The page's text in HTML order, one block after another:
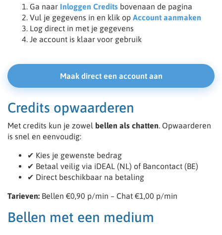
Ga naar Inloggen Credits bovenaan de pagina
Vul je gegevens in en klik op Account aanmaken
Log direct in met je gegevens
Je account is klaar voor gebruik
Maak direct een account aan
Credits opwaarderen
Met credits kun je zowel bellen als chatten. Opwaarderen
is snel en eenvoudig:
✔ Kies je gewenste bedrag
✔ Betaal veilig via iDEAL (NL) of Bancontact (BE)
✔ Direct beschikbaar na betaling
Tarieven: Bellen €0,90 p/min – Chat €1,00 p/min
Bellen met een medium